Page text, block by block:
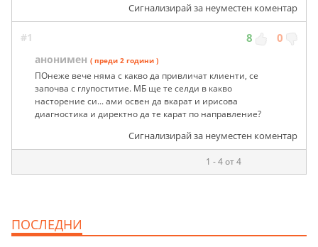
Сигнализирай за неуместен коментар
#1 8 0
анонимен ( преди 2 години )
ПОнеже вече няма с какво да привличат клиенти, се
започва с глупоститие. МБ ще те селди в какво
насторение си... ами освен да вкарат и ирисова
диагностика и директно да те карат по направление?
Сигнализирай за неуместен коментар
1 - 4 от 4
ПОСЛЕДНИ